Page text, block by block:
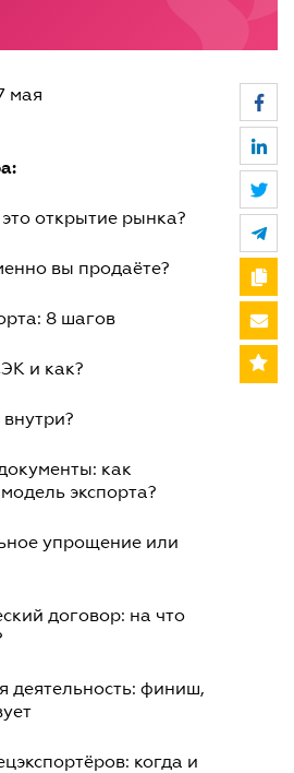
мая
открытие рынка?
вы продаёте?
8 шагов
и как?
как
экспорта?
упрощение или
договор: на что
деятельность: финиш,
когда и